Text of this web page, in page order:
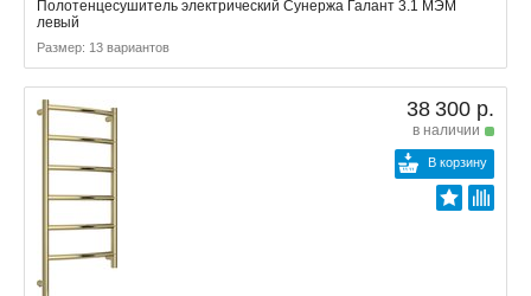
Полотенцесушитель электрический Сунержа Галант 3.1 МЭМ
левый
Размер: 13 вариантов
38 300 р.
в наличии
В корзину